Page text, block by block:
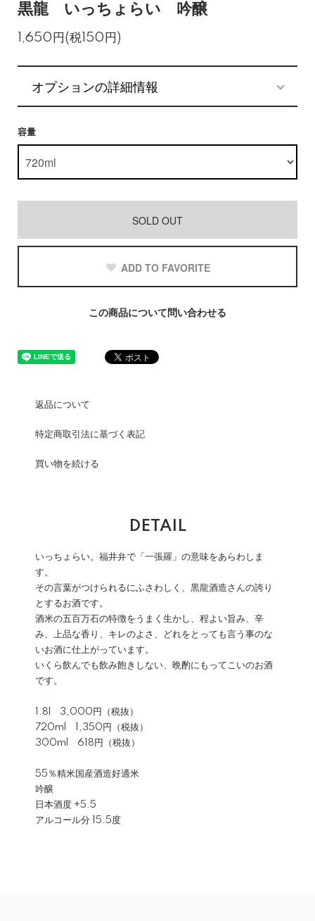
黒龍 いっちょらい 吟醸
1,650円(税150円)
オプションの詳細情報
容量
SOLD OUT
ADD TO FAVORITE
この商品について問い合わせる
返品について
特定商取引法に基づく表記
買い物を続ける
DETAIL
いっちょらい。福井弁で「一張羅」の意味をあらわしま
す。
その言葉がつけられるにふさわしく、黒龍酒造さんの誇り
とするお酒です。
酒米の五百万石の特徴をうまく生かし、程よい旨み、辛
み、上品な香り、キレのよさ、どれをとっても言う事のな
いお酒に仕上がっています。
いくら飲んでも飲み飽きしない、晩酌にもってこいのお酒
です。
1.8l 3,000円（税抜）
720ml 1,350円（税抜）
300ml 618円（税抜）
55％精⽶国産酒造好適⽶
吟醸
日本酒度 +5.5
アルコール分 15.5度